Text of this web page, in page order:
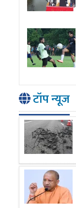
टॉप न्यूज